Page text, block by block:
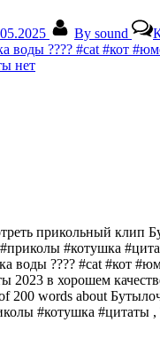
By sound
воды ???? #cat #кот
нет
прикольный клип
#котушка
воды ???? #cat #кот
2023 в хорошем
200 words about
#котушка #цитаты ,